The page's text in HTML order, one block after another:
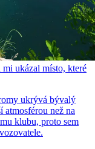
ukázal místo, které
ukrývá bývalý
než na
klubu, proto sem